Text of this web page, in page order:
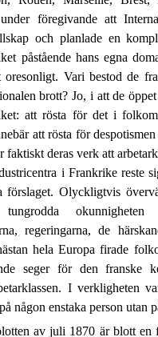
föregivande att
och planlade en
påstående hans egna
oresonligt. Vari bestod de
brott? Jo, i att de
att rösta för det i
att rösta för
faktiskt deras verk att
i Frankrike reste
förslaget. Olyckligtvis
okunnigheten
regeringarna, de
hela Europa firade
seger för den franske
I verkligheten
någon enstaka person utan
av juli 1870 är blott en